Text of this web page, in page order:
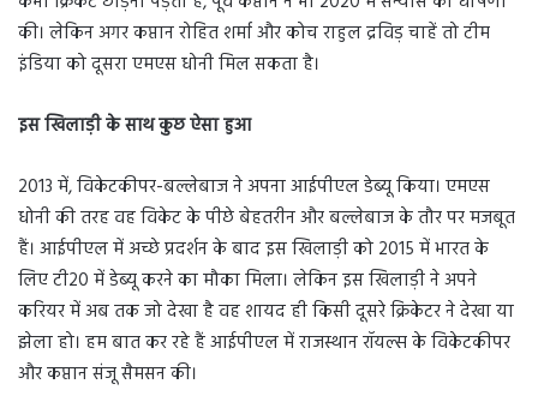
की। लेकिन अगर कप्तान रोहित शर्मा और कोच राहुल द्रविड़ चाहें तो टीम
इंडिया को दूसरा एमएस धोनी मिल सकता है।
इस खिलाड़ी के साथ कुछ ऐसा हुआ
2013 में, विकेटकीपर-बल्लेबाज ने अपना आईपीएल डेब्यू किया। एमएस
धोनी की तरह वह विकेट के पीछे बेहतरीन और बल्लेबाज के तौर पर मजबूत
हैं। आईपीएल में अच्छे प्रदर्शन के बाद इस खिलाड़ी को 2015 में भारत के
लिए टी20 में डेब्यू करने का मौका मिला। लेकिन इस खिलाड़ी ने अपने
करियर में अब तक जो देखा है वह शायद ही किसी दूसरे क्रिकेटर ने देखा या
झेला हो। हम बात कर रहे हैं आईपीएल में राजस्थान रॉयल्स के विकेटकीपर
और कप्तान संजू सैमसन की।